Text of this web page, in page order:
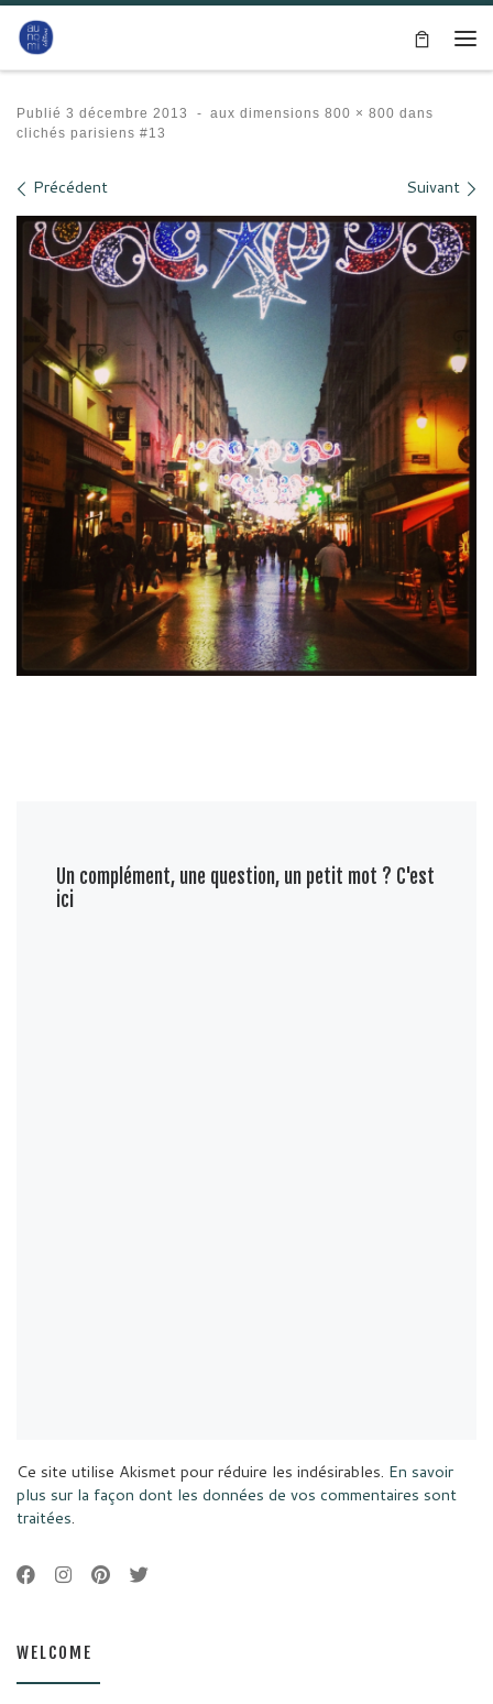
Passer au contenu
Publié 3 décembre 2013 - aux dimensions 800 × 800 dans
clichés parisiens #13
Navigation des images
Précédent Suivant
Un complément, une question, un petit mot ? C'est
ici
Ce site utilise Akismet pour réduire les indésirables. En savoir
plus sur la façon dont les données de vos commentaires sont
traitées.
WELCOME